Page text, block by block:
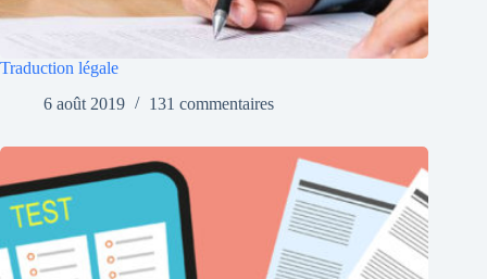
Traduction légale
6 août 2019
131 commentaires